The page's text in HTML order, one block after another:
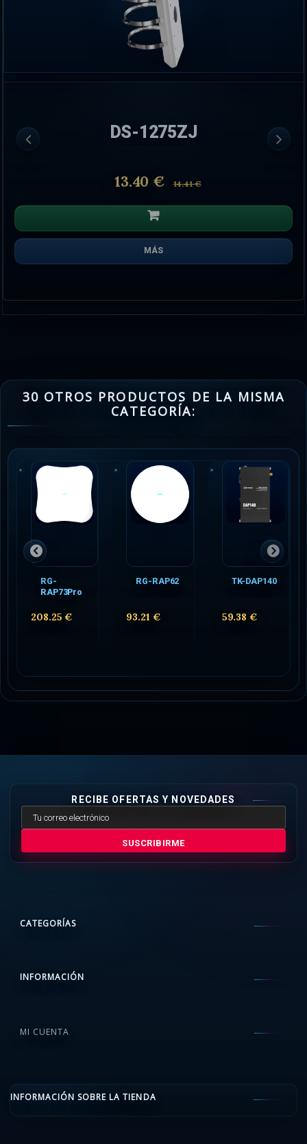
DS-1275ZJ
13.40 € 14.41 €
MÁS
30 OTROS PRODUCTOS DE LA MISMA
CATEGORÍA:
RG-
RAP73Pro
208.25 €
RG-RAP62
93.21 €
TK-DAP140
59.38 €
RECIBE OFERTAS Y NOVEDADES
SUSCRIBIRME
CATEGORÍAS
INFORMACIÓN
MI CUENTA
INFORMACIÓN SOBRE LA TIENDA